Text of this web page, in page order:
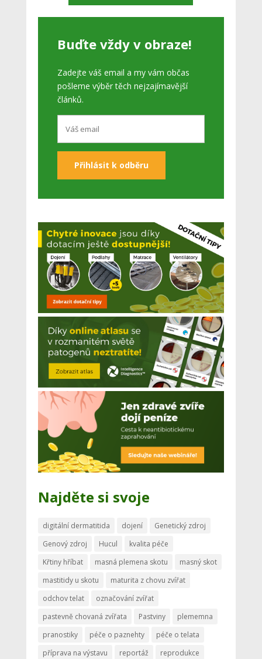
Buďte vždy v obraze!
Zadejte váš email a my vám občas
pošleme výběr těch nejzajímavější
článků.
Najděte si svoje
digitální dermatitida dojení
Genetický zdroj
Genový zdroj
Hucul
kvalita péče
Křtiny hříbat
masná plemena skotu
masný skot
mastitidy u skotu
maturita z chovu zvířat
odchov telat
označování zvířat
pastevně chovaná zvířata
Pastviny
plememna
pranostiky
péče o paznehty
péče o telata
příprava na výstavu
reportáž reprodukce